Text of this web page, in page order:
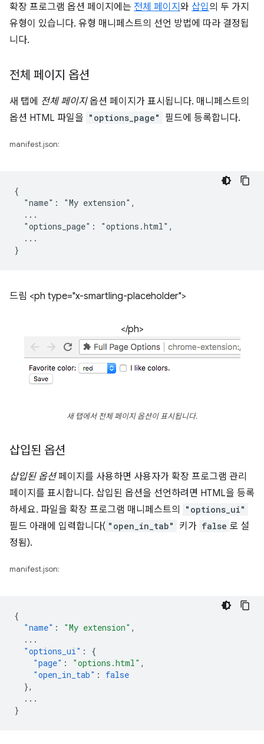
확장 프로그램 옵션 페이지에는 전체 페이지 와 삽입 의 두 가지
유형이 있습니다. 유형 매니페스트의 선언 방법에 따라 결정됩
니다.
전체 페이지 옵션
새 탭에 전체 페이지옵션 페이지가 표시됩니다. 매니페스트의
옵션 HTML 파일을 "options_page" 필드에 등록합니다.
manifest.json:
{
  "name": "My extension",
  ...
  "options_page": "options.html",
  ...
드림 <ph type="x-smartling-placeholder">
</ph>
새 탭에서 전체 페이지 옵션이 표시됩니다.
삽입된 옵션
삽입된 옵션페이지를 사용하면 사용자가 확장 프로그램 관리
페이지를 표시합니다. 삽입된 옵션을 선언하려면 HTML을 등록
하세요. 파일을 확장 프로그램 매니페스트의
"options_ui"
필드 아래에 입력합니다( "open_in_tab" 키가 false 로 설
정됨).
manifest.json:
{
"name" : "My extension" ,
...
"options_ui" :
{
"page" : "options.html" ,
"open_in_tab" :
false
},
...
}